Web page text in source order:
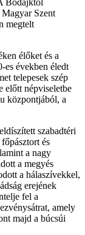
Szent
megtelt
élőket és a
es években éledt
telepesek szép
előtt népviseletbe
központjából, a
szabadtéri
és
a nagy
a megyés
a hálaszívekkel,
erejének
fel a
amely
majd a búcsúi